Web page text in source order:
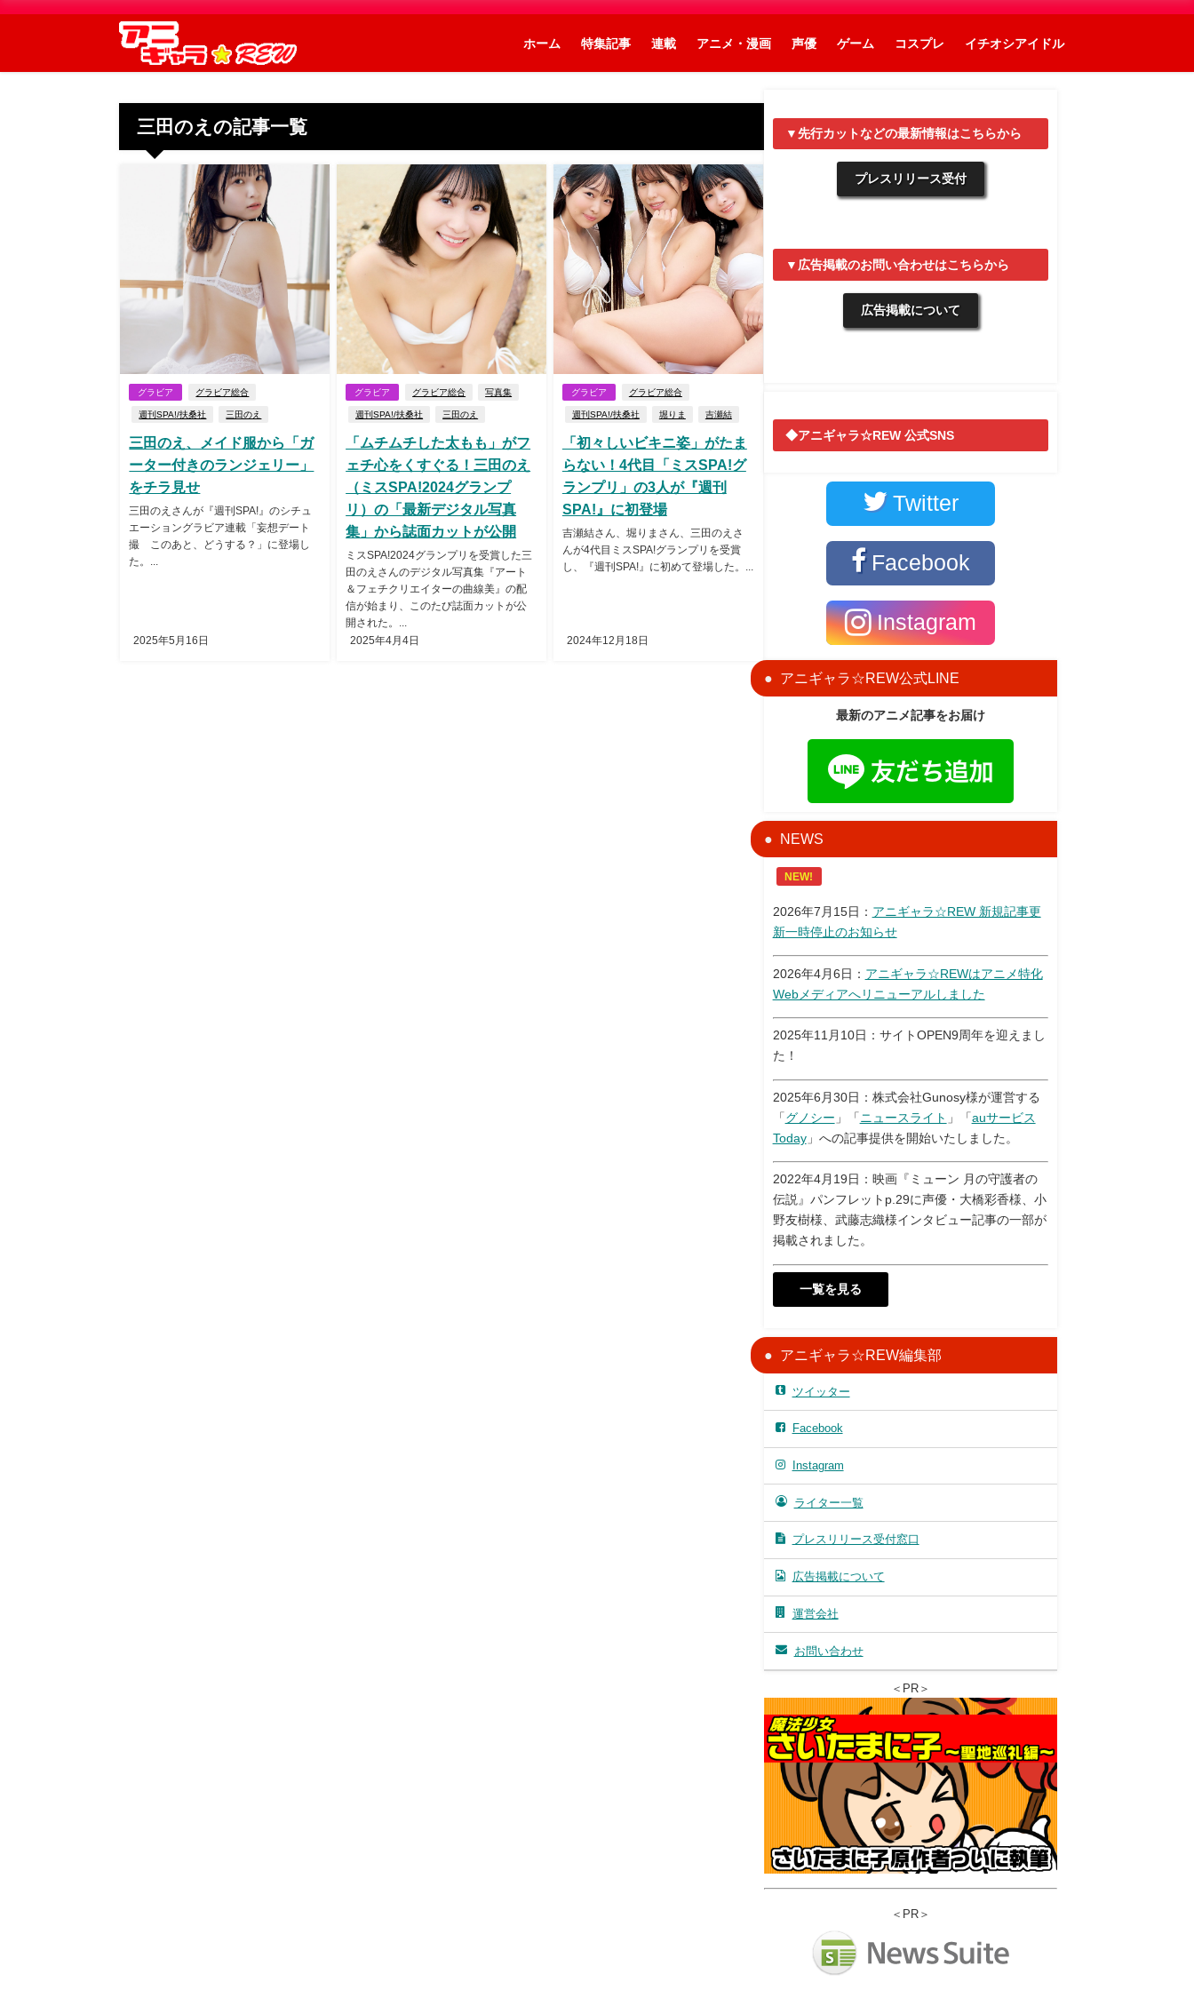
ホーム 特集記事 連載 アニメ・漫画 声優 ゲーム コスプレ イチオシアイドル
三田のえの記事一覧
グラビア グラビア総合
週刊SPA!/扶桑社 三田のえ
三田のえ、メイド服から「ガ
ーター付きのランジェリー」
をチラ見せ
三田のえさんが『週刊SPA!』のシチュ
エーショングラビア連載「妄想デート
撮 このあと、どうする？」に登場し
た。...
2025年5月16日
グラビア グラビア総合 写真集
週刊SPA!/扶桑社 三田のえ
「ムチムチした太もも」がフ
ェチ心をくすぐる！三田のえ
（ミスSPA!2024グランプ
リ）の「最新デジタル写真
集」から誌面カットが公開
ミスSPA!2024グランプリを受賞した三
田のえさんのデジタル写真集『アート
＆フェチクリエイターの曲線美』の配
信が始まり、このたび誌面カットが公
開された。...
2025年4月4日
グラビア グラビア総合
週刊SPA!/扶桑社 堀りま 吉瀬結
「初々しいビキニ姿」がたま
らない！4代目「ミスSPA!グ
ランプリ」の3人が『週刊
SPA!』に初登場
吉瀬結さん、堀りまさん、三田のえさ
んが4代目ミスSPA!グランプリを受賞
し、『週刊SPA!』に初めて登場した。...
2024年12月18日
▼先行カットなどの最新情報はこちらから
プレスリリース受付
▼広告掲載のお問い合わせはこちらから
広告掲載について
◆アニギャラ☆REW 公式SNS
Twitter
Facebook
Instagram
アニギャラ☆REW公式LINE
最新のアニメ記事をお届け
NEWS
NEW!
2026年7月15日： アニギャラ☆REW 新規記事更
新一時停止のお知らせ
2026年4月6日： アニギャラ☆REWはアニメ特化
Webメディアへリニューアルしました
2025年11月10日：サイトOPEN9周年を迎えまし
た！
2025年6月30日：株式会社Gunosy様が運営する
「 グノシー 」「 ニュースライト 」「auサービス
Today」への記事提供を開始いたしました。
2022年4月19日：映画『ミューン 月の守護者の
伝説』パンフレットp.29に声優・大橋彩香様、小
野友樹様、武藤志織様インタビュー記事の一部が
掲載されました。
一覧を見る
アニギャラ☆REW編集部
ツイッター
Facebook
Instagram
ライター一覧
プレスリリース受付窓口
広告掲載について
運営会社
お問い合わせ
＜PR＞
＜PR＞